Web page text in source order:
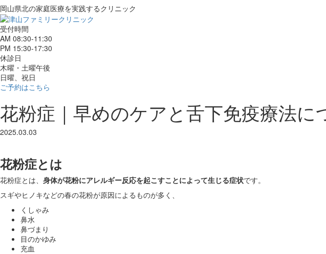
岡山県北の家庭医療を実践するクリニック
受付時間
AM 08:30-11:30
PM 15:30-17:30
休診日
木曜・土曜午後
日曜、祝日
ご予約はこちら
花粉症｜早めのケアと舌下免疫療法に
2025.03.03
花粉症とは
花粉症とは、 身体が花粉にアレルギー反応を起こすことによって生じる症状です。
スギやヒノキなどの春の花粉が原因によるものが多く、
くしゃみ
鼻水
鼻づまり
目のかゆみ
充血